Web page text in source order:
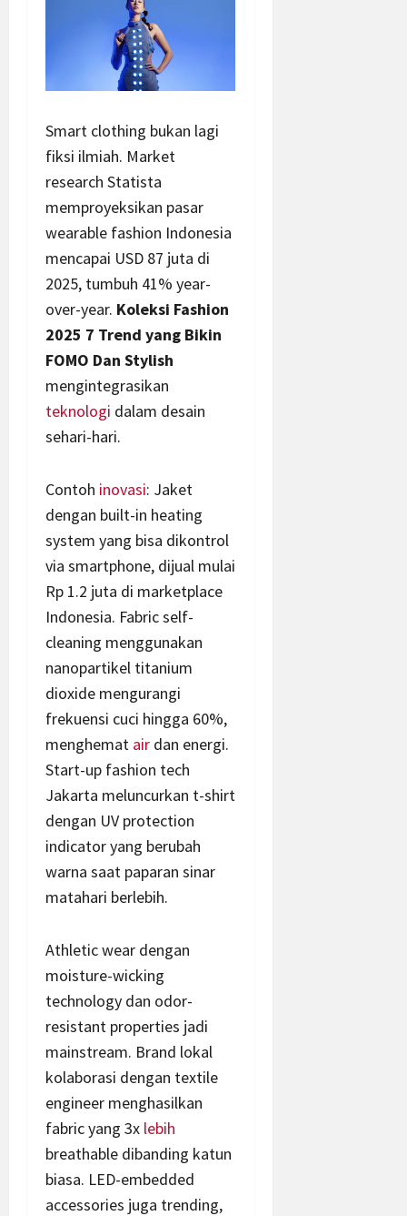
Smart clothing bukan lagi
fiksi ilmiah. Market
research Statista
memproyeksikan pasar
wearable fashion Indonesia
mencapai USD 87 juta di
2025, tumbuh 41% year-
over-year. Koleksi Fashion
2025 7 Trend yang Bikin
FOMO Dan Stylish
mengintegrasikan
teknologi dalam desain
sehari-hari.
Contoh inovasi: Jaket
dengan built-in heating
system yang bisa dikontrol
via smartphone, dijual mulai
Rp 1.2 juta di marketplace
Indonesia. Fabric self-
cleaning menggunakan
nanopartikel titanium
dioxide mengurangi
frekuensi cuci hingga 60%,
menghemat air dan energi.
Start-up fashion tech
Jakarta meluncurkan t-shirt
dengan UV protection
indicator yang berubah
warna saat paparan sinar
matahari berlebih.
Athletic wear dengan
moisture-wicking
technology dan odor-
resistant properties jadi
mainstream. Brand lokal
kolaborasi dengan textile
engineer menghasilkan
fabric yang 3x lebih
breathable dibanding katun
biasa. LED-embedded
accessories juga trending,